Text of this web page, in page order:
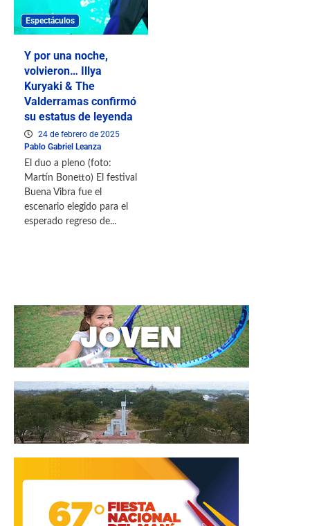
Espectáculos
Y por una noche,
volvieron… Illya
Kuryaki & The
Valderramas confirmó
su estatus de leyenda
24 de febrero de 2025
Pablo Gabriel Leanza
El duo a pleno (foto:
Martín Bonetto) El festival
Buena Vibra fue el
escenario elegido para el
esperado regreso de...